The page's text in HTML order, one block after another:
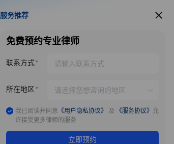
服务推荐
服务推荐
免费预约专业律师
联系方式
所在地区
我已阅读并同意 《用户隐私协议》 及 《服务协议》 允
许接受更多律师的服务
立即预约